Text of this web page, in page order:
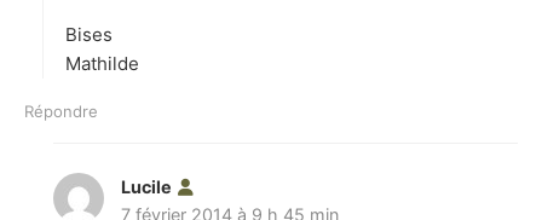
Bises
Mathilde
Répondre
Lucile
i
7 février 2014 à 9 h 45 min